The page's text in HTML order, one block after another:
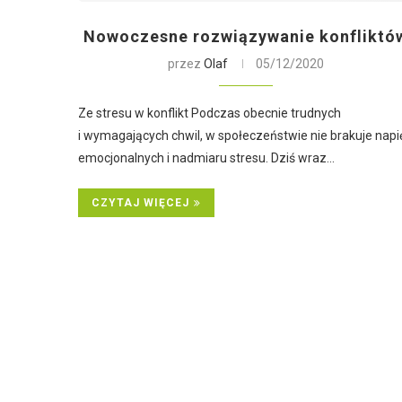
Nowoczesne rozwiązywanie
przezOlaf 05/12/2020
Ze stresu w konflikt Podczas obecnie trudnych
i wymagających chwil, w społeczeństwie nie brakuje
emocjonalnych i nadmiaru stresu. Dziś wraz…
CZYTAJ WIĘCEJ